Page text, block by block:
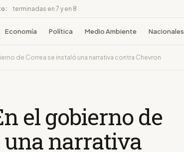
terminadas en 7 y en 8
Economía Política Medio Ambiente Nacionales
de Correa se instaló una narrativa contra Chevron
el gobierno de
una narrativa